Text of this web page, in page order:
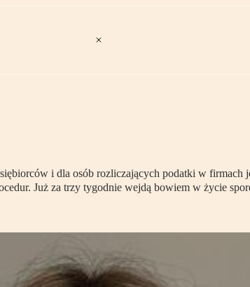
i dla osób rozliczających podatki w firmach
Już za trzy tygodnie wejdą bowiem w życie